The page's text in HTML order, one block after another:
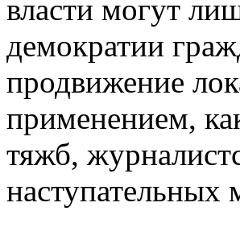
власти могут
демократии
продвижение
применением,
тяжб,
наступательных